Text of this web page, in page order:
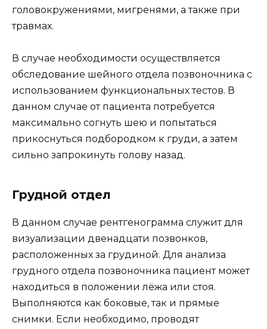
головокружениями, мигренями, а также при
травмах.
В случае необходимости осуществляется
обследование шейного отдела позвоночника с
использованием функциональных тестов. В
данном случае от пациента потребуется
максимально согнуть шею и попытаться
прикоснуться подбородком к груди, а затем
сильно запрокинуть голову назад.
Грудной отдел
В данном случае рентгенограмма служит для
визуализации двенадцати позвонков,
расположенных за грудиной. Для анализа
грудного отдела позвоночника пациент может
находиться в положении лёжа или стоя.
Выполняются как боковые, так и прямые
снимки. Если необходимо, проводят